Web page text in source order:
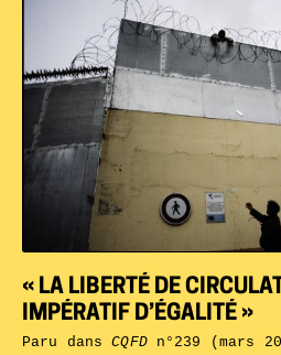
« LA LIBERTÉ DE
IMPÉRATIF D’ÉGALITÉ »
Paru dansCQFDn°239 (mars